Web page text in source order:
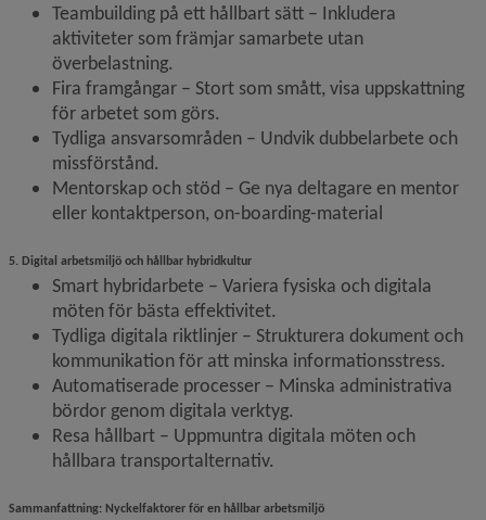
Teambuilding på ett hållbart sätt – Inkludera
aktiviteter som främjar samarbete utan
överbelastning.
Fira framgångar – Stort som smått, visa uppskattning
för arbetet som görs.
Tydliga ansvarsområden – Undvik dubbelarbete och
missförstånd.
Mentorskap och stöd – Ge nya deltagare en mentor
eller kontaktperson, on-boarding-material
5. Digital arbetsmiljö och hållbar hybridkultur
Smart hybridarbete – Variera fysiska och digitala
möten för bästa effektivitet.
Tydliga digitala riktlinjer – Strukturera dokument och
kommunikation för att minska informationsstress.
Automatiserade processer – Minska administrativa
bördor genom digitala verktyg.
Resa hållbart – Uppmuntra digitala möten och
hållbara transportalternativ.
Sammanfattning: Nyckelfaktorer för en hållbar arbetsmiljö